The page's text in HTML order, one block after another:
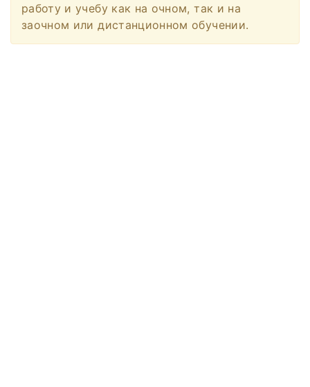
работу и учебу как на очном, так и на
заочном или дистанционном обучении.